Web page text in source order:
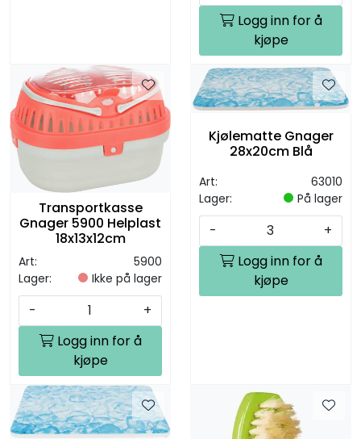
Logg inn for å
kjøpe
Transportkasse
Gnager 5900 Helplast
18x13x12cm
Art:
5900
Lager:
Ikke på lager
-
+
Logg inn for å
kjøpe
Kjølematte Gnager
28x20cm Blå
Art:
63010
Lager:
På lager
-
+
Logg inn for å
kjøpe